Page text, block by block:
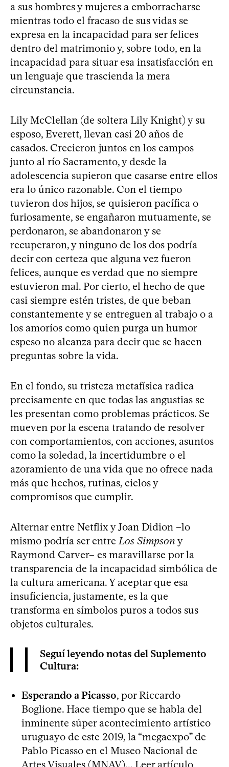
a sus hombres y mujeres a emborracharse
mientras todo el fracaso de sus vidas se
expresa en la incapacidad para ser felices
dentro del matrimonio y, sobre todo, en la
incapacidad para situar esa insatisfacción en
un lenguaje que trascienda la mera
circunstancia.
Lily McClellan (de soltera Lily Knight) y su
esposo, Everett, llevan casi 20 años de
casados. Crecieron juntos en los campos
junto al río Sacramento, y desde la
adolescencia supieron que casarse entre ellos
era lo único razonable. Con el tiempo
tuvieron dos hijos, se quisieron pacífica o
furiosamente, se engañaron mutuamente, se
perdonaron, se abandonaron y se
recuperaron, y ninguno de los dos podría
decir con certeza que alguna vez fueron
felices, aunque es verdad que no siempre
estuvieron mal. Por cierto, el hecho de que
casi siempre estén tristes, de que beban
constantemente y se entreguen al trabajo o a
los amoríos como quien purga un humor
espeso no alcanza para decir que se hacen
preguntas sobre la vida.
En el fondo, su tristeza metafísica radica
precisamente en que todas las angustias se
les presentan como problemas prácticos. Se
mueven por la escena tratando de resolver
con comportamientos, con acciones, asuntos
como la soledad, la incertidumbre o el
azoramiento de una vida que no ofrece nada
más que hechos, rutinas, ciclos y
compromisos que cumplir.
Alternar entre Netflix y Joan Didion –lo
mismo podría ser entreLos Simpson y
Raymond Carver– es maravillarse por la
transparencia de la incapacidad simbólica de
la cultura americana. Y aceptar que esa
insuficiencia, justamente, es la que
transforma en símbolos puros a todos sus
objetos culturales.
Seguí leyendo notas del Suplemento
Cultura:
Esperando a Picasso, por Riccardo
Boglione. Hace tiempo que se habla del
inminente súper acontecimiento artístico
uruguayo de este 2019, la “megaexpo” de
Pablo Picasso en el Museo Nacional de
Artes Visuales (MNAV)... Leer artículo